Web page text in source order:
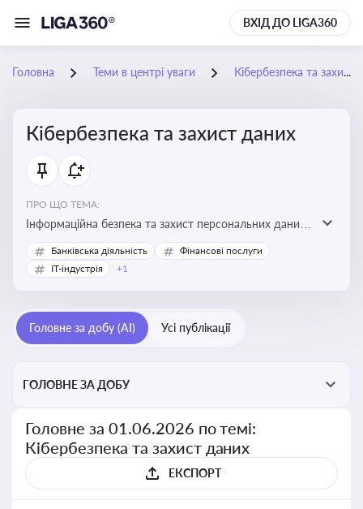
ВХІД ДО LIGA360
Головна Теми в центрі уваги Кібербезпека та захист даних
Кібербезпека та захист даних
ПРО ЩО ТЕМА:
Інформаційна безпека та захист персональних даних
на підприємстві
Банківська діяльність
Фінансові послуги
IT-індустрія
+1
Головне за добу (AI) Усі публікації
ГОЛОВНЕ ЗА ДОБУ
Головне за 01.06.2026 по темі:
Кібербезпека та захист даних
ЕКСПОРТ